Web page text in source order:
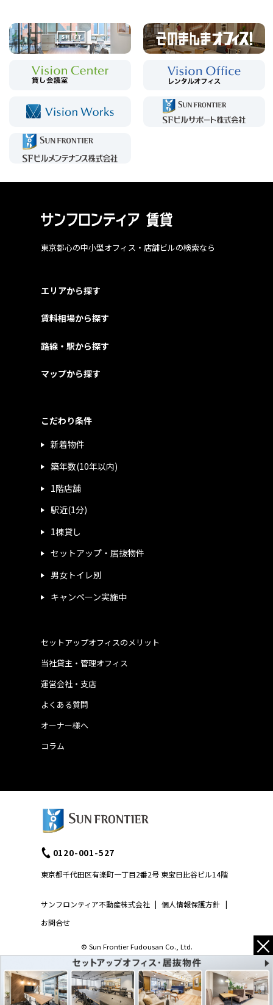
東京都心の中小型オフィス・店舗ビルの検索なら
エリアから探す
賃料相場から探す
路線・駅から探す
マップから探す
こだわり条件
新着物件
築年数(10年以内)
1階店舗
駅近(1分)
1棟貸し
セットアップ・居抜物件
男女トイレ別
キャンペーン実施中
運営会社・支店
よくある質問
当社貸主・管理オフィス
オーナー様へ
コラム
セットアップオフィスのメリット
サンフロンティア不動産株式会社 | 個人情報保護方針 |
お問合せ
0120-001-527
東京都千代田区有楽町一丁目2番2号 東宝日比谷ビル14階
© Sun Frontier Fudousan Co., Ltd. ×